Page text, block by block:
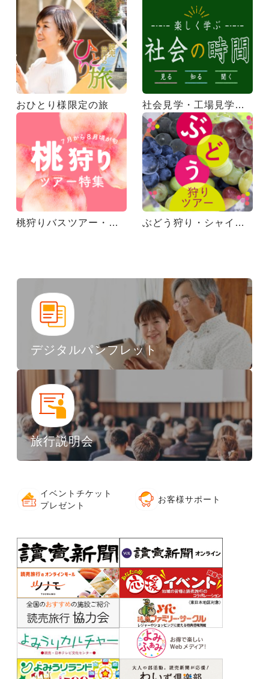
おひとり様限定の旅 社会見学・工場見学ツアー
桃狩りバスツアー・列車ツアー ぶどう狩り・シャインマスカット狩り｜秋の味覚満喫バスツアー・飛行機ツアー・列車ツアー
デジタルパンフレット
旅行説明会
イベントチケット
プレゼント
お客様サポート